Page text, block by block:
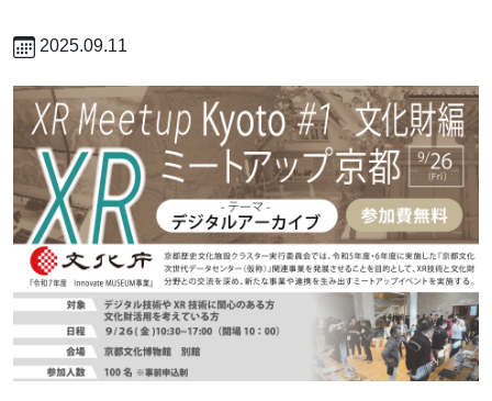
採用情報Recruit
日本語English繁體中文简体中文Tiếng Việt
2025.09.11